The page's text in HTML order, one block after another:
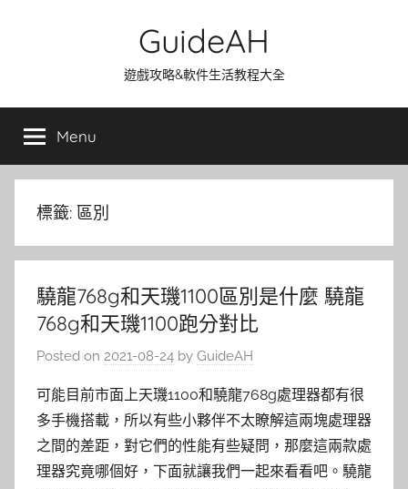
GuideAH
遊戲攻略&軟件生活教程大全
Menu
標籤: 區別
驍龍768g和天璣1100區別是什麼 驍龍
768g和天璣1100跑分對比
Posted on 2021-08-24 by GuideAH
可能目前市面上天璣1100和驍龍768g處理器都有很
多手機搭載，所以有些小夥伴不太瞭解這兩塊處理器
之間的差距，對它們的性能有些疑問，那麼這兩款處
理器究竟哪個好，下面就讓我們一起來看看吧。驍龍